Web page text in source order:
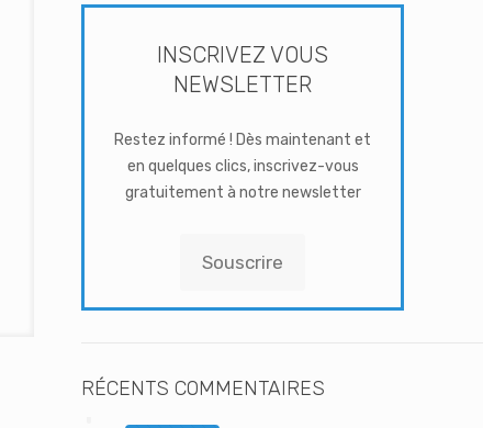
INSCRIVEZ VOUS
NEWSLETTER
Restez informé ! Dès maintenant et
en quelques clics, inscrivez-vous
gratuitement à notre newsletter
Souscrire
RÉCENTS COMMENTAIRES